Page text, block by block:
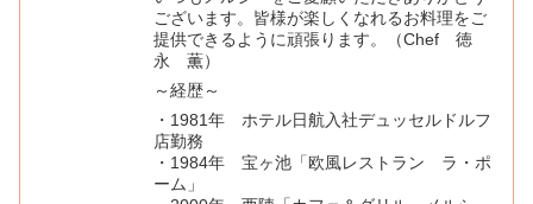
ございます。皆様が楽しくなれるお料理をご
提供できるように頑張ります。（Chef 徳
永 薫）
～経歴～
・1981年 ホテル日航入社デュッセルドルフ
店勤務
・1984年 宝ヶ池「欧風レストラン ラ・ポ
ーム」